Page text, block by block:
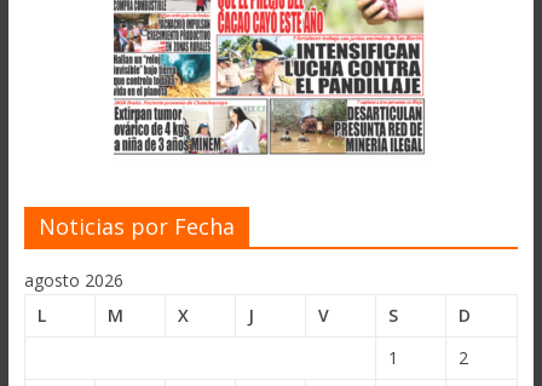
Noticias por Fecha
agosto 2026
L
M X J V S
D
1
2